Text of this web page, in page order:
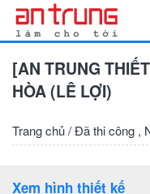
[AN TRUNG
HÒA (LÊ LỢI)
Trang chủ/Đã thi công ,
Xem hình thiết kế